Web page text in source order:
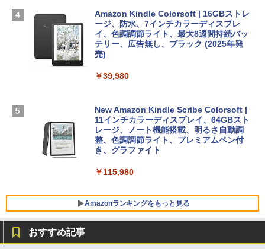
￥347,600
【Amazon.co.jp限定】 HP ノートパソコ
SSD インテル Core 5
FMV ノートパソコン WE1-K3 (MS 365 P
ersonal/Copilotキー搭載/Win 11/15.6型/
Core i5/16GB/SSD 512GB/ホワイト) FM
ラインコード版
￥1,600
版)|オンラインコード版|Windows11、1
￥37,224
￥1,600
1冊ですべて身につくHTML & CSSとWe
Amazon Kindle Colorsoft | 16GBストレ
ージ、防水、7インチカラーディスプレ
イ、色調調節ライト、最大8週間持続バッ
テリー、広告無し、ブラック (2025年発
売)
￥39,980
New Amazon Kindle Scribe Colorsoft |
11インチカラーディスプレイ、64GBスト
レージ、ノート機能搭載、明るさ自動調
整、色調調節ライト、プレミアムペン付
き、グラファイト
￥115,980
Amazonランキングをもっと見る
おすすめ記事